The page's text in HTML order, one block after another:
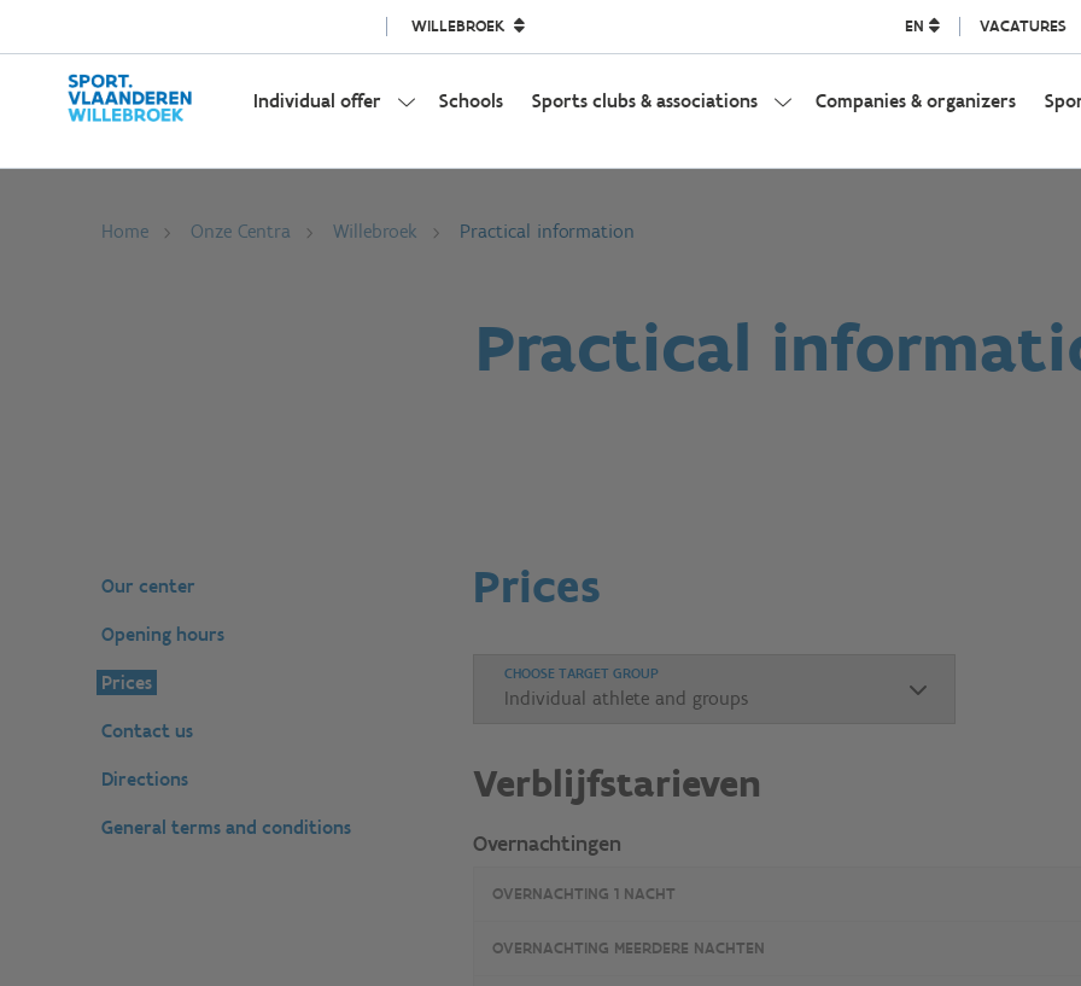
WILLEBROEK EN VACATURES
Individual offer Schools Sports clubs & associations Companies & organizers
Home Onze Centra Willebroek Practical information
Practical
Our center
Opening hours
Prices
Contact us
Directions
General terms and conditions
Prices
CHOOSE TARGET GROUP
Verblijfstarieven
Overnachtingen
OVERNACHTING 1 NACHT
OVERNACHTING MEERDERE NACHTEN